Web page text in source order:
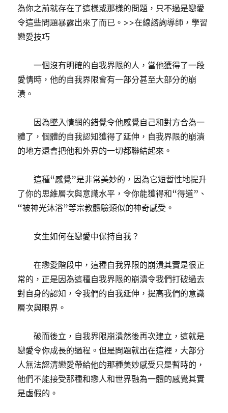
為你之前就存在了這樣或那樣的問題，只不過是戀愛
令這些問題暴露出來了而已。>>在線諮詢導師，學習
戀愛技巧
一個沒有明確的自我界限的人，當他獲得了一段
愛情時，他的自我界限會有一部分甚至大部分的崩
潰。
因為墜入情網的錯覺令他感覺自己和對方合為一
體了，個體的自我認知獲得了延伸，自我界限的崩潰
的地方還會把他和外界的一切都聯結起來。
這種“感覺”是非常美妙的，因為它短暫性地提升
了你的思維層次與意識水平，令你能獲得和“得道”、
“被神光沐浴”等宗教體驗類似的神奇感受。
女生如何在戀愛中保持自我？
在戀愛階段中，這種自我界限的崩潰其實是很正
常的，正是因為這種自我界限的崩潰令我們打破過去
對自身的認知，令我們的自我延伸，提高我們的意識
層次與眼界。
破而後立，自我界限崩潰然後再次建立，這就是
戀愛令你成長的過程。但是問題就出在這裡，大部分
人無法認清戀愛帶給他的那種美妙感受只是暫時的，
他們不能接受那種和戀人和世界融為一體的感覺其實
是虛假的。